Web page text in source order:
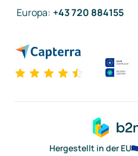
Europa: +43 720 884155
Hergestellt in der EU